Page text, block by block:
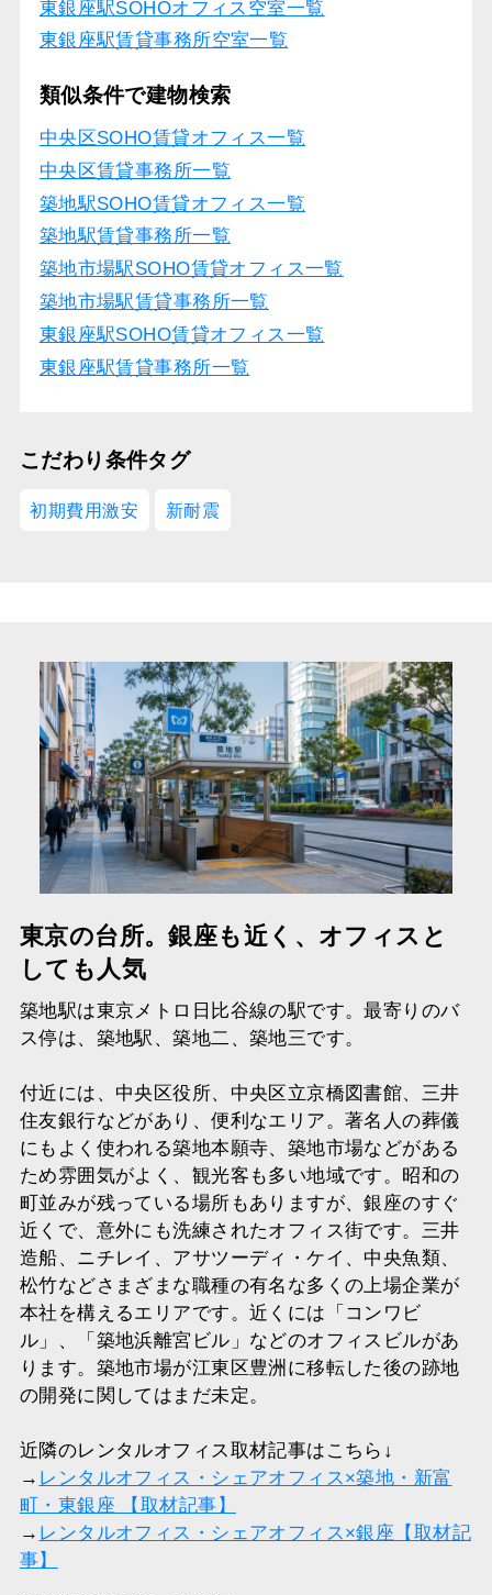
東銀座駅SOHOオフィス空室一覧
東銀座駅賃貸事務所空室一覧
類似条件で建物検索
中央区SOHO賃貸オフィス一覧
中央区賃貸事務所一覧
築地駅SOHO賃貸オフィス一覧
築地駅賃貸事務所一覧
築地市場駅SOHO賃貸オフィス一覧
築地市場駅賃貸事務所一覧
東銀座駅SOHO賃貸オフィス一覧
東銀座駅賃貸事務所一覧
こだわり条件タグ
初期費用激安 新耐震
東京の台所。銀座も近く、オフィスと
しても人気
築地駅は東京メトロ日比谷線の駅です。最寄りのバ
ス停は、築地駅、築地二、築地三です。
付近には、中央区役所、中央区立京橋図書館、三井
住友銀行などがあり、便利なエリア。著名人の葬儀
にもよく使われる築地本願寺、築地市場などがある
ため雰囲気がよく、観光客も多い地域です。昭和の
町並みが残っている場所もありますが、銀座のすぐ
近くで、意外にも洗練されたオフィス街です。三井
造船、ニチレイ、アサツーディ・ケイ、中央魚類、
松竹などさまざまな職種の有名な多くの上場企業が
本社を構えるエリアです。近くには「コンワビ
ル」、「築地浜離宮ビル」などのオフィスビルがあ
ります。築地市場が江東区豊洲に移転した後の跡地
の開発に関してはまだ未定。
近隣のレンタルオフィス取材記事はこちら↓
→ レンタルオフィス・シェアオフィス×築地・新富
町・東銀座 【取材記事】
→ レンタルオフィス・シェアオフィス×銀座【取材記
事】